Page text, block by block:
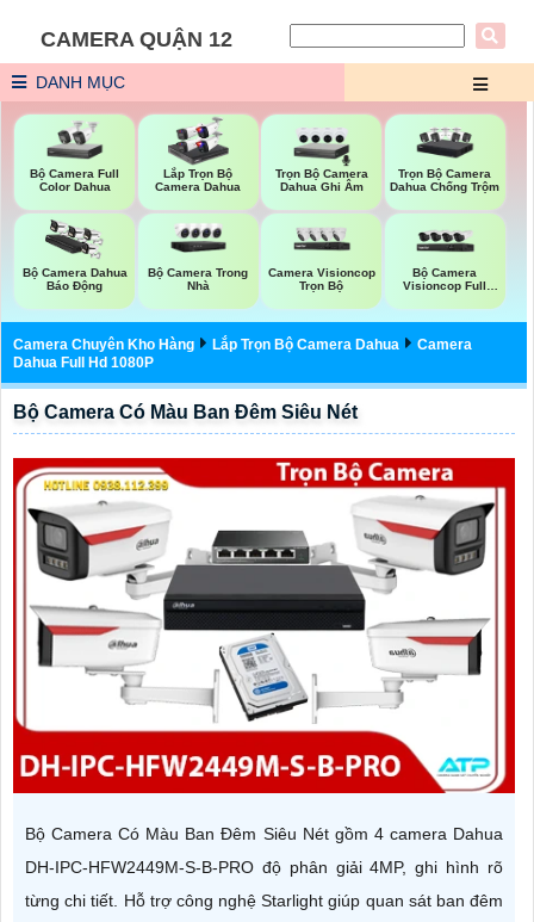
CAMERA QUẬN 12
DANH MỤC
Bộ Camera Full
Color Dahua
Lắp Trọn Bộ
Camera Dahua
Trọn Bộ Camera
Dahua Ghi Âm
Trọn Bộ Camera
Dahua Chống Trộm
Bộ Camera Dahua
Báo Động
Bộ Camera Trong
Nhà
Camera Visioncop
Trọn Bộ
Bộ Camera
Visioncop Full
Camera Chuyên Kho Hàng Lắp Trọn Bộ Camera Dahua
Camera
Dahua Full Hd 1080P
Bộ Camera Có Màu Ban Đêm Siêu Nét
Bộ Camera Có Màu Ban Đêm Siêu Nét gồm 4 camera Dahua
DH-IPC-HFW2449M-S-B-PRO độ phân giải 4MP, ghi hình rõ
từng chi tiết. Hỗ trợ công nghệ Starlight giúp quan sát ban đêm